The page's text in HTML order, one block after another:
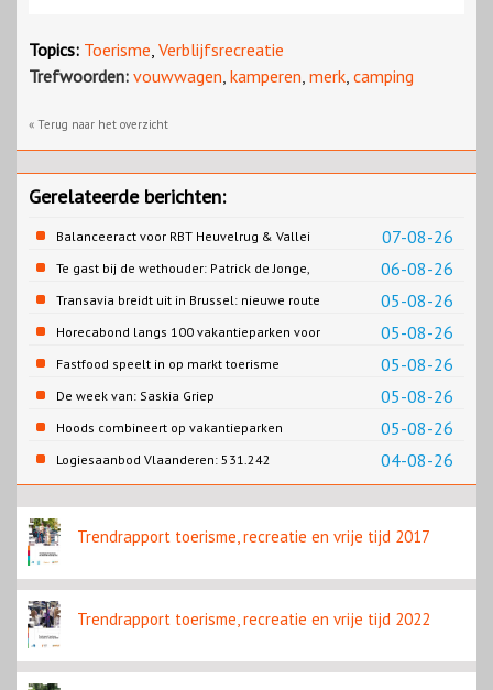
Topics: Toerisme, Verblijfsrecreatie
Trefwoorden: vouwwagen, kamperen, merk, camping
« Terug naar het overzicht
Gerelateerde berichten:
07-08-26
Balanceeract voor RBT Heuvelrug & Vallei
06-08-26
Te gast bij de wethouder: Patrick de Jonge,
Gemeente Emmen
05-08-26
Transavia breidt uit in Brussel: nieuwe route
naar Porto
05-08-26
Horecabond langs 100 vakantieparken voor
Cao-recreatie
05-08-26
Fastfood speelt in op markt toerisme
05-08-26
De week van: Saskia Griep
05-08-26
Hoods combineert op vakantieparken
recreatie en wonen
04-08-26
Logiesaanbod Vlaanderen: 531.242
slaapplaatsen
Trendrapport toerisme, recreatie en vrije tijd 2017
Trendrapport toerisme, recreatie en vrije tijd 2022